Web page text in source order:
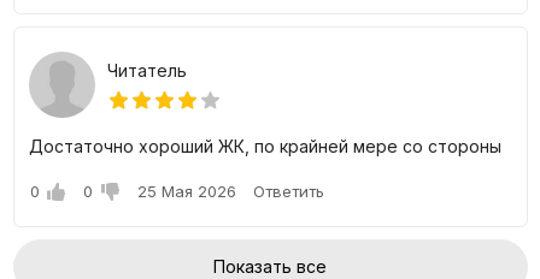
Читатель
Достаточно хороший ЖК, по крайней мере со стороны
0 0 25 Мая 2026 Ответить
Показать все